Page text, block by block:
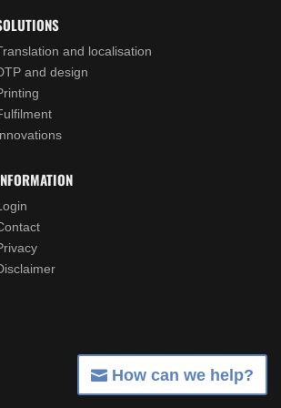
and localisation
and design
How can we help?